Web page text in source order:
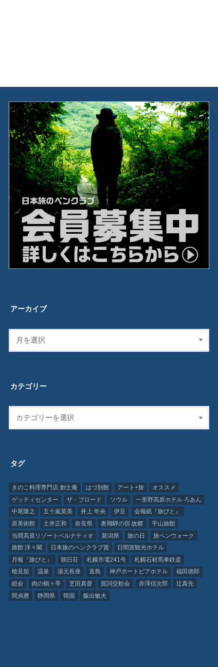
アーカイブ
カテゴリー
タグ
きのこ料理専門店 創士庵 はづ別館 アート+旅
オススメ
ゲッティセンター
ザ・ブロード ソウル
一里野高原ホテル ろあん
中尾隆之
五十嵐英美 井上 年央 伊豆
会報紙『旅びと』
原美術館
土井正和 奈良県 奥飛騨の宿 故郷
平山旅館
当間高原リゾートベルナティオ
新潟県 旅の日
旅ペンウォーク
旅館 洋々閣
日本旅のペンクラブ賞
日間賀観光ホテル
月報『旅びと』
朝日荘 札幌市電241号
札幌石材馬車鉄道
槍見舘
温泉 湯元長座 直島 神戸ポートピアホテル
福田徳郎
総会
肉の鶴々亭 芝田真督 賀詞交歓会 赤澤信次郎
辻真先
間貞麿
静岡県 韓国 飯出敏夫